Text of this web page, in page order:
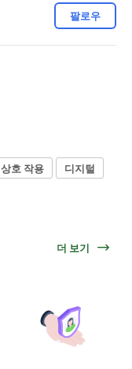
팔로우
상호 작용
디지털
더 보기